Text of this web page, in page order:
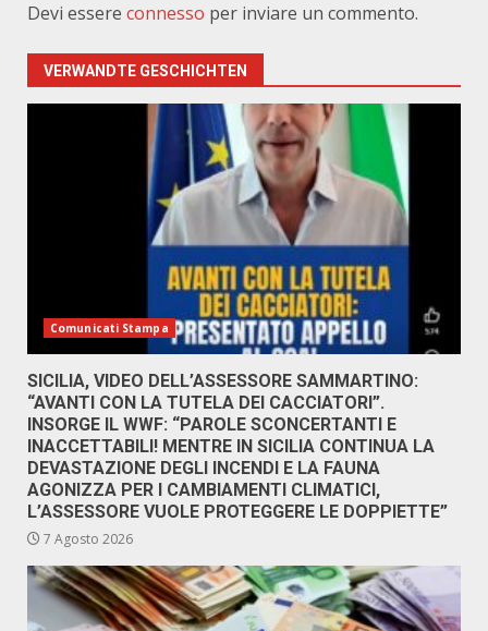
Devi essere connesso per inviare un commento.
VERWANDTE GESCHICHTEN
Comunicati Stampa
SICILIA, VIDEO DELL’ASSESSORE SAMMARTINO:
“AVANTI CON LA TUTELA DEI CACCIATORI”.
INSORGE IL WWF: “PAROLE SCONCERTANTI E
INACCETTABILI! MENTRE IN SICILIA CONTINUA LA
DEVASTAZIONE DEGLI INCENDI E LA FAUNA
AGONIZZA PER I CAMBIAMENTI CLIMATICI,
L’ASSESSORE VUOLE PROTEGGERE LE DOPPIETTE”
7 Agosto 2026